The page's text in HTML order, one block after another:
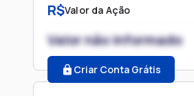
R$Valor da Ação
Valor não informado
Criar Conta Grátis